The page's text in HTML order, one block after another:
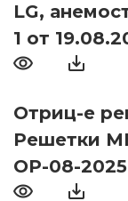
LG,
1 от
Отриц-е
Решетки
ОР-08-